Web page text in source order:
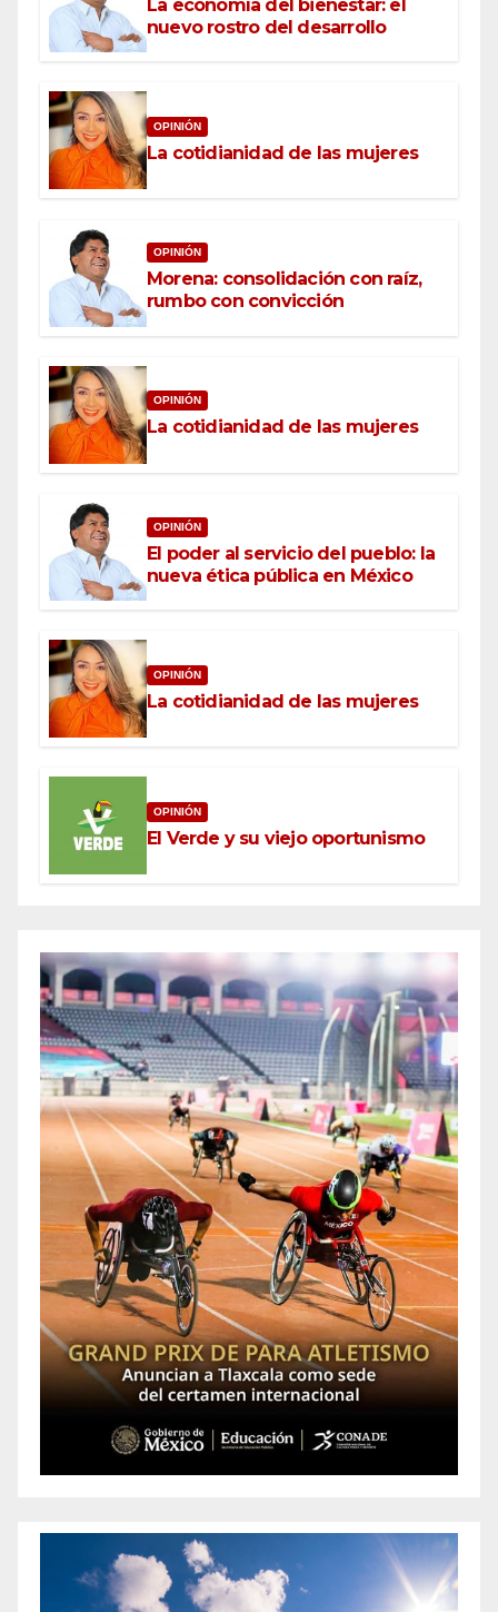
La economía del bienestar: el
nuevo rostro del desarrollo
OPINIÓN
La cotidianidad de las mujeres
OPINIÓN
Morena: consolidación con raíz,
rumbo con convicción
OPINIÓN
La cotidianidad de las mujeres
OPINIÓN
El poder al servicio del pueblo: la
nueva ética pública en México
OPINIÓN
La cotidianidad de las mujeres
OPINIÓN
El Verde y su viejo oportunismo